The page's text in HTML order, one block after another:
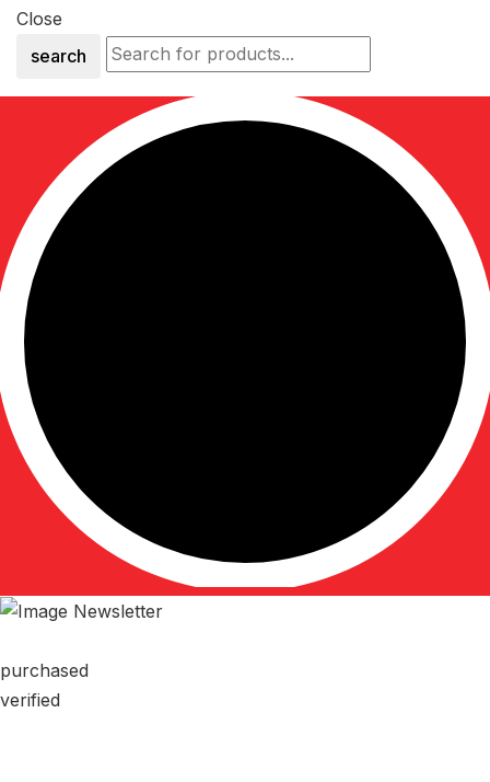
Close
search
purchased
verified